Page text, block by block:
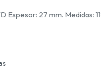
Espesor: 27 mm. Medidas: